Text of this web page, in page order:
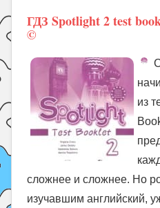
ГДЗ Spotlight 2 test
©
из
сложнее и сложнее. Но
изучавшим английский,